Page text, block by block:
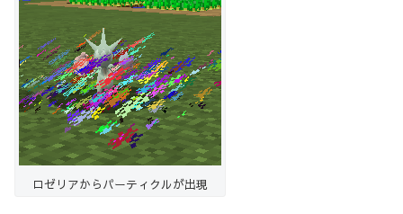
ロゼリアからパーティクルが出現